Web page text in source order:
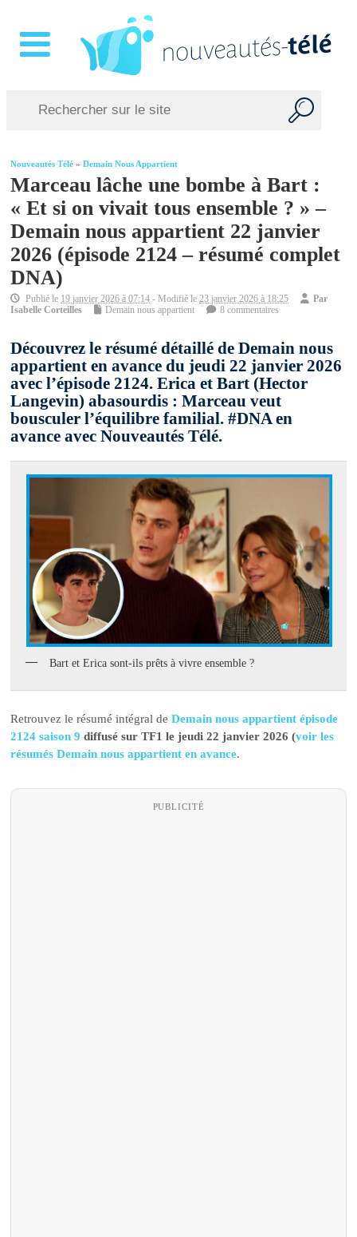
Nouveautés Télé »Demain Nous Appartient
Marceau lâche une bombe à Bart :
« Et si on vivait tous ensemble ? » –
Demain nous appartient 22 janvier
2026 (épisode 2124 – résumé complet
DNA)
Publié le 19 janvier 2026 à 07:14 - Modifié le23 janvier 2026 à 18:25
Par
Isabelle Corteilles
Demain nous appartient 8 commentaires
Découvrez le résumé détaillé de Demain nous
appartient en avance du jeudi 22 janvier 2026
avec l’épisode 2124. Erica et Bart (Hector
Langevin) abasourdis : Marceau veut
bousculer l’équilibre familial. #DNA en
avance avec Nouveautés Télé.
Bart et Erica sont-ils prêts à vivre ensemble ?
Retrouvez le résumé intégral deDemain nous appartient épisode
2124 saison 9 diffusé sur TF1 le jeudi 22 janvier 2026 (voir les
résumés Demain nous appartient en avance.
PUBLICITÉ